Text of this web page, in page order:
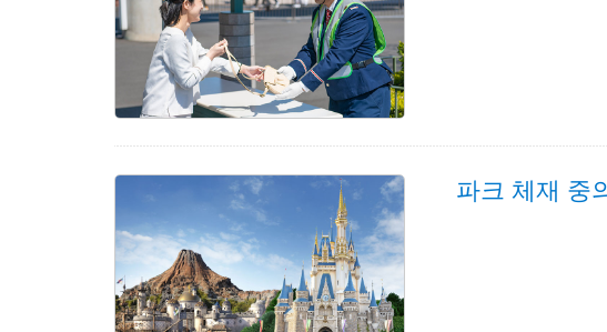
파크 체재 중